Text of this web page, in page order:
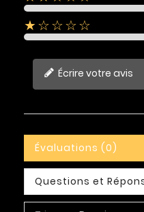
★☆☆☆☆
Écrire votre avis
Évaluations (0)
Questions et